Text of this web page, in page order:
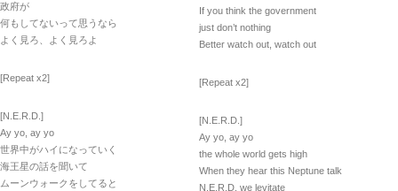
政府が
何もしてないって思うなら
よく見ろ、よく見ろよ
[Repeat x2]
[N.E.R.D.]
Ay yo, ay yo
世界中がハイになっていく
海王星の話を聞いて
ムーンウォークをしてると
If you think the government
just don’t nothing
Better watch out, watch out
[Repeat x2]
[N.E.R.D.]
Ay yo, ay yo
the whole world gets high
When they hear this Neptune talk
N.E.R.D. we levitate